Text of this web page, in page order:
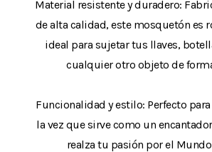
Material resistente y duradero:
de alta calidad, este mosquetón es
ideal para sujetar tus llaves,
cualquier otro objeto de
Funcionalidad y estilo: Perfecto
la vez que sirve como un
realza tu pasión por el